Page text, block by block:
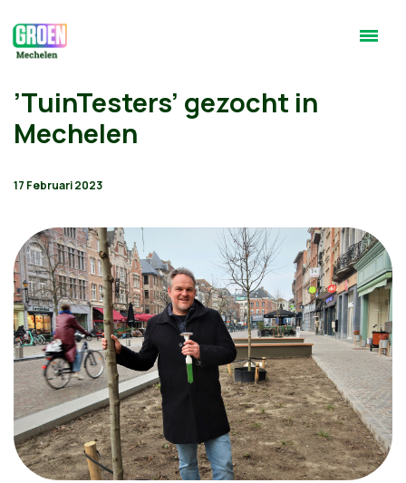
’TuinTesters’ gezocht in
Mechelen
17 Februari 2023